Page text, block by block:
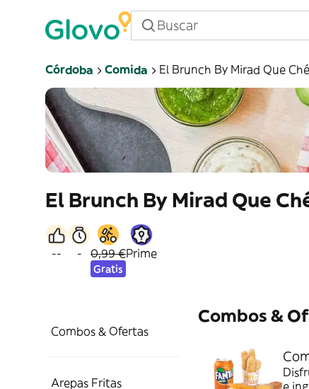
Córdoba Comida El Brunch By Mirad Que
El Brunch By Mirad Que
-- - 0,99 €
Gratis
Prime
Combos & Ofertas
Arepas Fritas
Combos &
e